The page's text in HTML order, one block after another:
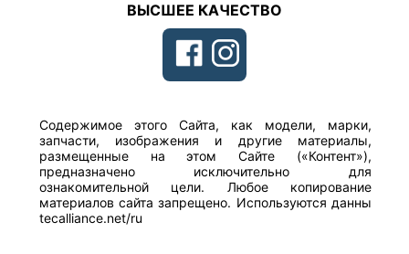
ВЫСШЕЕ КАЧЕСТВО
Содержимое этого Сайта, как модели, марки,
запчасти, изображения и другие материалы,
размещенные на этом Сайте («Контент»),
предназначено исключительно для
ознакомительной цели. Любое копирование
материалов сайта запрещено. Используются данны
tecalliance.net/ru